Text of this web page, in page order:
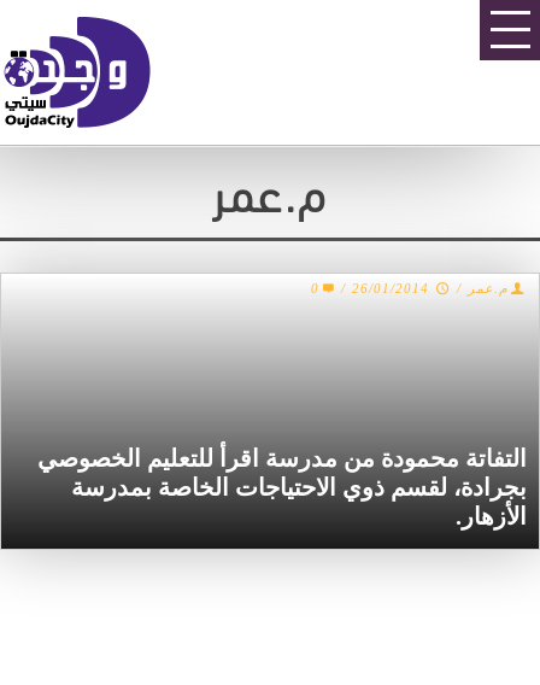
م.عمر
التفاتة محمودة من مدرسة اقرأ للتعليم الخصوصي
بجرادة، لقسم ذوي الاحتياجات الخاصة بمدرسة
الأزهار.
م.عمر /
26/01/2014
/
0